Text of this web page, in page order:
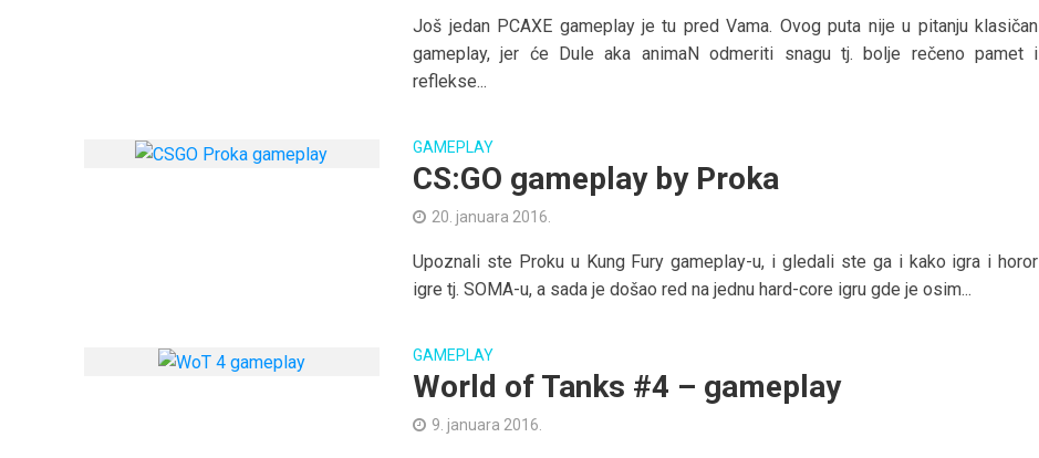
Još jedan PCAXE gameplay je tu pred Vama. Ovog puta nije u pitanju klasičan
gameplay, jer će Dule aka animaN odmeriti snagu tj. bolje rečeno pamet i
reflekse...
GAMEPLAY
CS:GO gameplay by Proka
20. januara 2016.
Upoznali ste Proku u Kung Fury gameplay-u, i gledali ste ga i kako igra i horor
igre tj. SOMA-u, a sada je došao red na jednu hard-core igru gde je osim...
GAMEPLAY
World of Tanks #4 – gameplay
9. januara 2016.